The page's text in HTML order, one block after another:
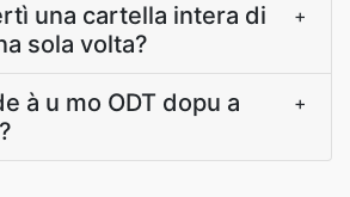
una cartella intera di
sola volta?
+
à u mo ODT dopu a
+